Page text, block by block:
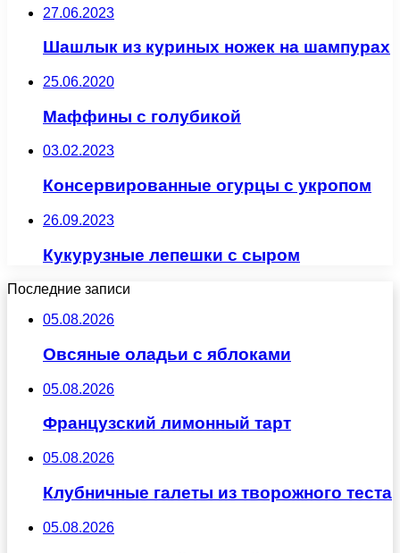
27.06.2023
Шашлык из куриных ножек на шампурах
25.06.2020
Маффины с голубикой
03.02.2023
Консервированные огурцы с укропом
26.09.2023
Кукурузные лепешки с сыром
Последние записи
05.08.2026
Овсяные оладьи с яблоками
05.08.2026
Французский лимонный тарт
05.08.2026
Клубничные галеты из творожного теста
05.08.2026